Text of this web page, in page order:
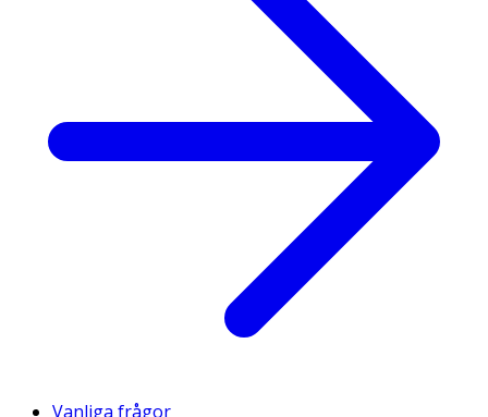
Vanliga frågor